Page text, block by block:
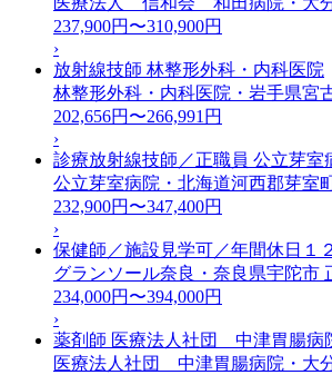
237,900円〜310,900円
›
放射線技師 林整形外科・内科医院
林整形外科・内科医院・岩手県宮
202,656円〜266,991円
›
診療放射線技師／正職員 公立芽室
公立芽室病院・北海道河西郡芽室
232,900円〜347,400円
›
保健師／施設見学可／年間休日１
グランソール奈良・奈良県宇陀市
234,000円〜394,000円
›
薬剤師 医療法人社団 中津胃腸病
医療法人社団 中津胃腸病院・大